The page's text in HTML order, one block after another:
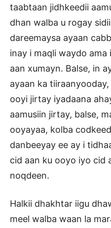
taabtaan jidhkeedii
dhan walba u rogay
dareemaysa ayaan
inay i maqli waydo ama
aan xumayn. Balse, in
ayaan ka
ooyi jirtay iyadaana
aamusiin jirtay, balse,
ooyayaa, kolba
danbeeyay ee ay i
cid aan ku ooyo iyo cid
noqdeen.
Halkii dhakhtar iigu
meel walba waan la